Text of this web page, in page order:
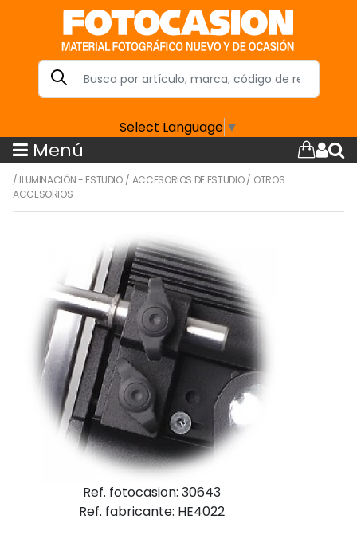
Select Language ▼
Menú
/ ILUMINACIÓN - ESTUDIO/ ACCESORIOS DE ESTUDIO/ OTROS
ACCESORIOS
Ref. fotocasion: 30643
Ref. fabricante: HE4022